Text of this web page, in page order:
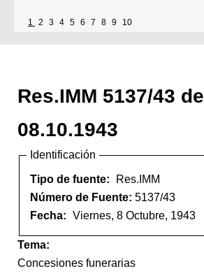
1 2 3 4 5 6 7 8 9 10
Res.IMM 5137/43 de
08.10.1943
Identificación
Tipo de fuente:
Res.IMM
Número de Fuente: 5137/43
Fecha: Viernes, 8 Octubre, 1943
Tema:
Concesiones funerarias